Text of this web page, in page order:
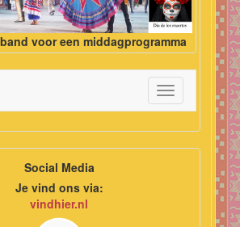
voor een middagprogramma
Toggle
navigation
Social Media
Je vind ons via:
vindhier.nl